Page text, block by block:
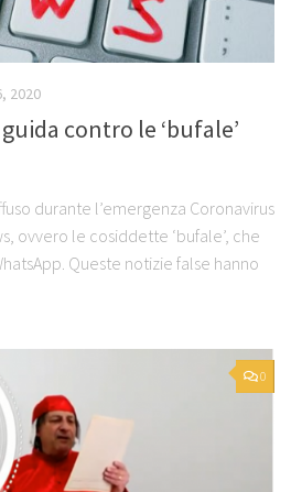
2020
guida contro le ‘bufale’
durante l’emergenza Coronavirus
ovvero le cosiddette ‘bufale’, che
Queste notizie false hanno
0